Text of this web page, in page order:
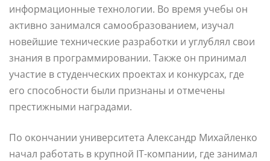
информационные технологии. Во время учебы он
активно занимался самообразованием, изучал
новейшие технические разработки и углублял свои
знания в программировании. Также он принимал
участие в студенческих проектах и конкурсах, где
его способности были признаны и отмечены
престижными наградами.
По окончании университета Александр Михайленко
начал работать в крупной IT-компании, где занимал